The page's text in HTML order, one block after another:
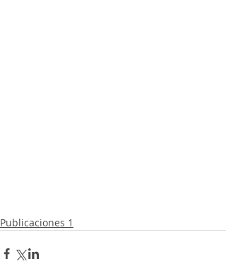
Publicaciones 1